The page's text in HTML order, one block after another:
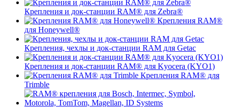
Крепления и док-станции RAM® для Zebra®
Крепления RAM®
для Honeywell®
Крепления, чехлы и док-станции RAM для Getac
Крепления и док-станции RAM® для Kyocera (KYO1)
Крепления RAM® для
Trimble